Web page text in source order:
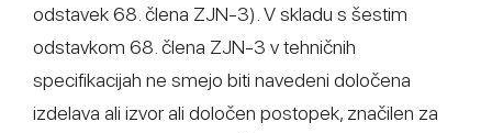
odstavek 68. člena ZJN-3). V skladu s šestim
odstavkom 68. člena ZJN-3 v tehničnih
specifikacijah ne smejo biti navedeni določena
izdelava ali izvor ali določen postopek, značilen za